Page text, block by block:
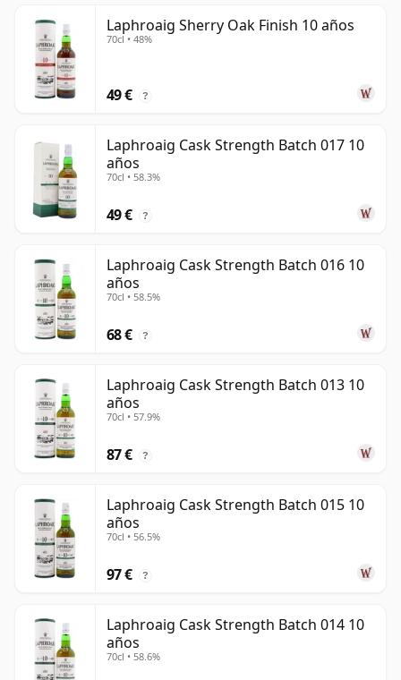
Laphroaig Sherry Oak Finish 10 años
70cl • 48%
49 € ?
Laphroaig Cask Strength Batch 017 10
años
70cl • 58.3%
49 € ?
Laphroaig Cask Strength Batch 016 10
años
70cl • 58.5%
68 € ?
Laphroaig Cask Strength Batch 013 10
años
70cl • 57.9%
87 € ?
Laphroaig Cask Strength Batch 015 10
años
70cl • 56.5%
97 € ?
Laphroaig Cask Strength Batch 014 10
años
70cl • 58.6%